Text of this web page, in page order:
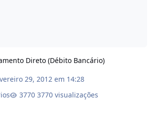
Direto (Débito Bancário)
29, 2012 em 14:28
3770 visualizações